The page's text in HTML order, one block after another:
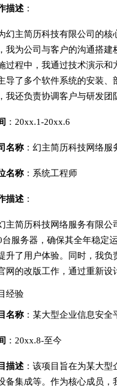
描述 ：
幻主简历科技有限公司的
我为公司与客户的沟通搭
过程中，我通过技术演示
导了多个软件系统的安装、
我还负责协调客户与研发
：20xx.1-20xx.6
名称：幻主简历科技网络服
名称：系统工程师
描述 ：
主简历科技网络服务有限
台服务器，确保其全年稳定
升了用户体验。同时，我
网的改版工作，通过重新
经验
名称：某大型企业信息安全
：20xx.8-至今
描述 ：该项目旨在为某大
备集成等。作为核心成员